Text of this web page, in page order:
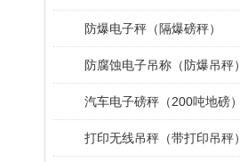
防爆电子秤（隔爆磅秤）
防腐蚀电子吊称（防爆吊秤）
汽车电子磅秤（200吨地磅）
打印无线吊秤（带打印吊秤）